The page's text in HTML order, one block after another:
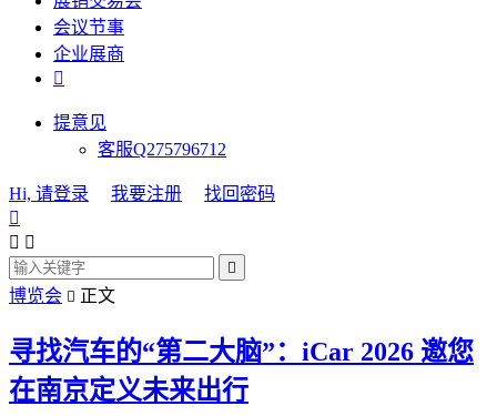
会议节事
企业展商

提意见
客服Q275796712
Hi, 请登录 我要注册
找回密码

 

博览会  正文
寻找汽车的“第二大脑”：iCar 2026 邀您
在南京定义未来出行